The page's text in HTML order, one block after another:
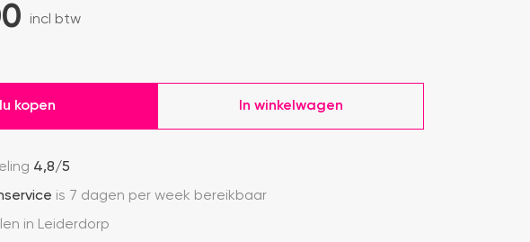
incl btw
kopen In winkelwagen
4,8/5
is 7 dagen per week bereikbaar
in Leiderdorp